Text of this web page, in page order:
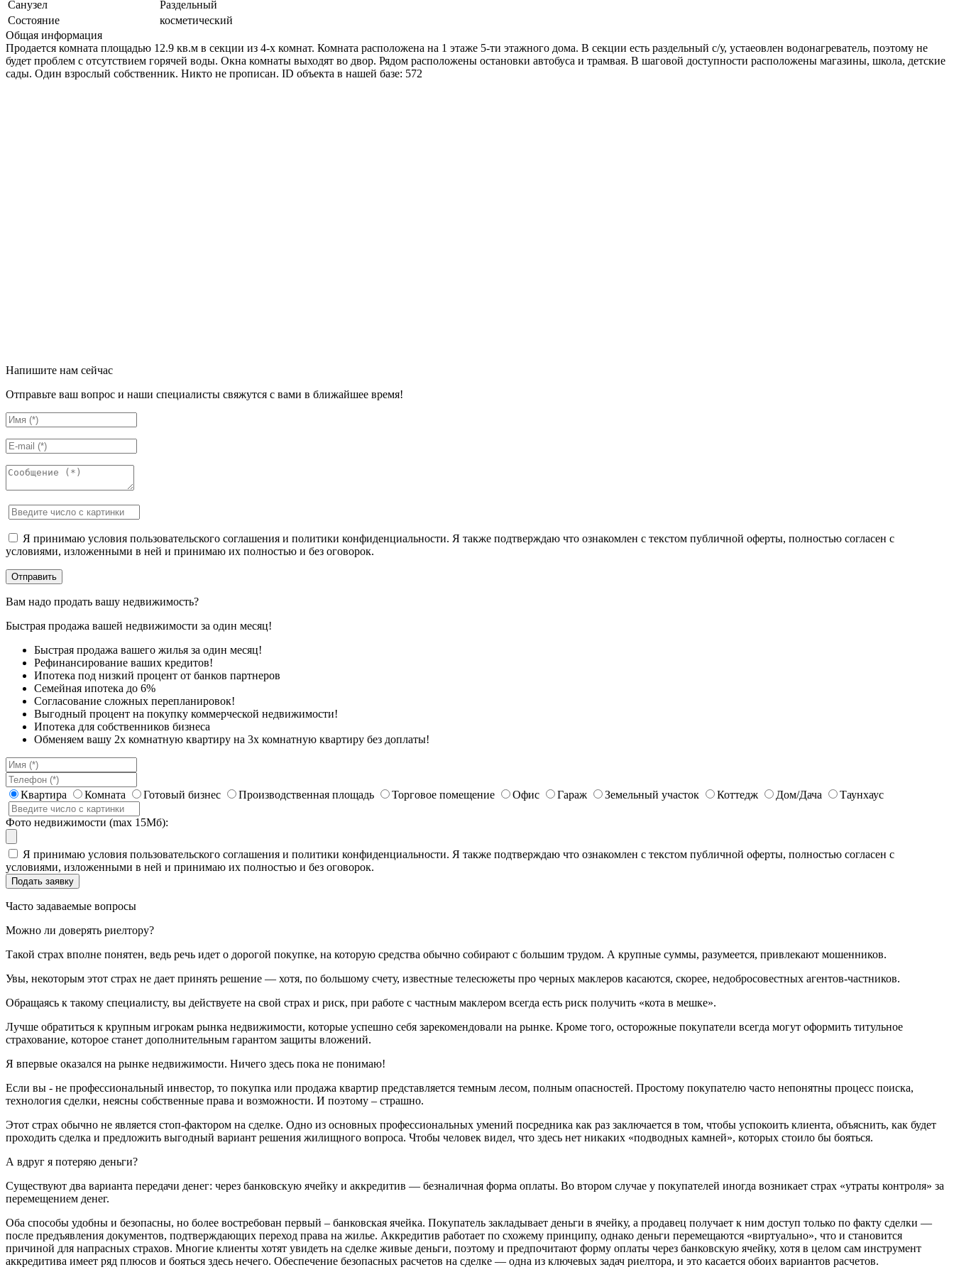
Санузел
Раздельный
Состояние
косметический
Общая информация
Продается комната площадью 12.9 кв.м в секции из 4-х комнат. Комната расположена на 1 этаже 5-ти этажного дома. В секции есть раздельный с/у, устаеовлен водонагреватель, поэтому не
будет проблем с отсутствием горячей воды. Окна комнаты выходят во двор. Рядом расположены остановки автобуса и трамвая. В шаговой доступности расположены магазины, школа, детские
сады. Один взрослый собственник. Никто не прописан. ID объекта в нашей базе: 572
Напишите нам сейчас
Отправьте ваш вопрос и наши специалисты свяжутся с вами в ближайшее время!
Я принимаю условия пользовательского соглашения и политики конфиденциальности. Я также подтверждаю что ознакомлен с текстом публичной оферты, полностью согласен с
условиями, изложенными в ней и принимаю их полностью и без оговорок.
Вам надо продать вашу недвижимость?
Быстрая продажа вашей недвижимости за один месяц!
Быстрая продажа вашего жилья за один месяц!
Рефинансирование ваших кредитов!
Ипотека под низкий процент от банков партнеров
Семейная ипотека до 6%
Согласование сложных перепланировок!
Выгодный процент на покупку коммерческой недвижимости!
Ипотека для собственников бизнеса
Обменяем вашу 2х комнатную квартиру на 3х комнатную квартиру без доплаты!
Квартира Комната Готовый бизнес Производственная площадь Торговое помещение Офис Гараж Земельный участок Коттедж Дом/Дача Таунхаус
Фото недвижимости (max 15Мб):
Я принимаю условия пользовательского соглашения и политики конфиденциальности. Я также подтверждаю что ознакомлен с текстом публичной оферты, полностью согласен с
условиями, изложенными в ней и принимаю их полностью и без оговорок.
Часто задаваемые вопросы
Можно ли доверять риелтору?
Такой страх вполне понятен, ведь речь идет о дорогой покупке, на которую средства обычно собирают с большим трудом. А крупные суммы, разумеется, привлекают мошенников.
Увы, некоторым этот страх не дает принять решение — хотя, по большому счету, известные телесюжеты про черных маклеров касаются, скорее, недобросовестных агентов-частников.
Обращаясь к такому специалисту, вы действуете на свой страх и риск, при работе с частным маклером всегда есть риск получить «кота в мешке».
Лучше обратиться к крупным игрокам рынка недвижимости, которые успешно себя зарекомендовали на рынке. Кроме того, осторожные покупатели всегда могут оформить титульное
страхование, которое станет дополнительным гарантом защиты вложений.
Я впервые оказался на рынке недвижимости. Ничего здесь пока не понимаю!
Если вы - не профессиональный инвестор, то покупка или продажа квартир представляется темным лесом, полным опасностей. Простому покупателю часто непонятны процесс поиска,
технология сделки, неясны собственные права и возможности. И поэтому – страшно.
Этот страх обычно не является стоп-фактором на сделке. Одно из основных профессиональных умений посредника как раз заключается в том, чтобы успокоить клиента, объяснить, как будет
проходить сделка и предложить выгодный вариант решения жилищного вопроса. Чтобы человек видел, что здесь нет никаких «подводных камней», которых стоило бы бояться.
А вдруг я потеряю деньги?
Существуют два варианта передачи денег: через банковскую ячейку и аккредитив — безналичная форма оплаты. Во втором случае у покупателей иногда возникает страх «утраты контроля» за
перемещением денег.
Оба способы удобны и безопасны, но более востребован первый – банковская ячейка. Покупатель закладывает деньги в ячейку, а продавец получает к ним доступ только по факту сделки —
после предъявления документов, подтверждающих переход права на жилье. Аккредитив работает по схожему принципу, однако деньги перемещаются «виртуально», что и становится
причиной для напрасных страхов. Многие клиенты хотят увидеть на сделке живые деньги, поэтому и предпочитают форму оплаты через банковскую ячейку, хотя в целом сам инструмент
аккредитива имеет ряд плюсов и бояться здесь нечего. Обеспечение безопасных расчетов на сделке — одна из ключевых задач риелтора, и это касается обоих вариантов расчетов.